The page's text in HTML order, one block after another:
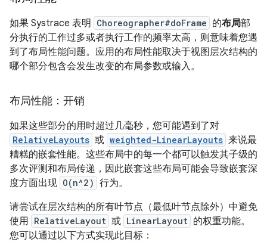
如果 Systrace 表明 Choreographer#doFrame 的布局部
分执行的工作过多或者执行工作的频率太高，则意味着您遇
到了布局性能问题。应用的布局性能取决于视图层次结构的
哪个部分包含会发生改变的布局参数或输入。
布局性能：开销
如果这些部分的用时超过几毫秒，您可能遇到了对
RelativeLayouts 或 weighted-LinearLayouts 来说最
糟糕的嵌套性能。这些布局中的每一个都可以触发其子级的
多次评测和布局传递，因此嵌套这些布局可能会导致嵌套深
度方面出现 O(n^2) 行为。
请尝试在层次结构的所有叶节点（最低叶节点除外）中避免
使用 RelativeLayout 或 LinearLayout 的权重功能。
您可以通过以下方式实现此目标：